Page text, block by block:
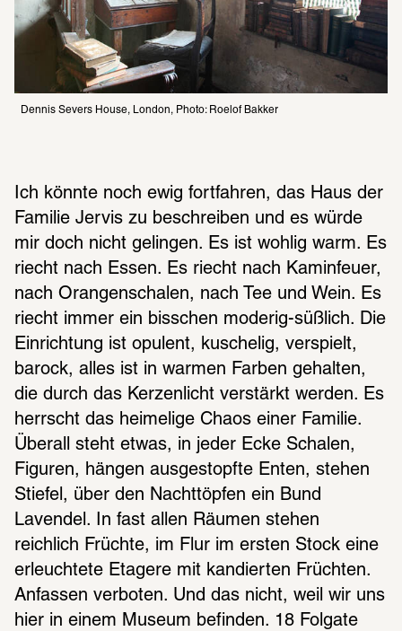
Dennis Severs House, London, Photo: Roelof Bakker
Ich könnte noch ewig fortfahren, das Haus der
Familie Jervis zu beschreiben und es würde
mir doch nicht gelingen. Es ist wohlig warm. Es
riecht nach Essen. Es riecht nach Kaminfeuer,
nach Orangenschalen, nach Tee und Wein. Es
riecht immer ein bisschen moderig-süßlich. Die
Einrichtung ist opulent, kuschelig, verspielt,
barock, alles ist in warmen Farben gehalten,
die durch das Kerzenlicht verstärkt werden. Es
herrscht das heimelige Chaos einer Familie.
Überall steht etwas, in jeder Ecke Schalen,
Figuren, hängen ausgestopfte Enten, stehen
Stiefel, über den Nachttöpfen ein Bund
Lavendel. In fast allen Räumen stehen
reichlich Früchte, im Flur im ersten Stock eine
erleuchtete Etagere mit kandierten Früchten.
Anfassen verboten. Und das nicht, weil wir uns
hier in einem Museum befinden. 18 Folgate